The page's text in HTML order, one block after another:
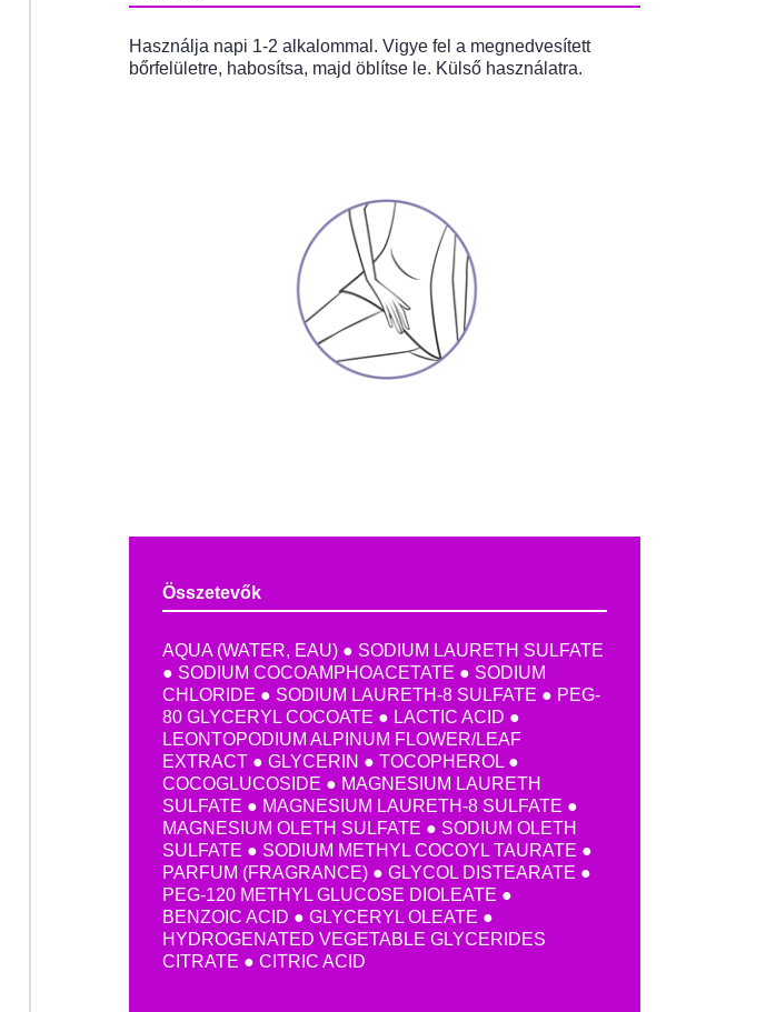
Használja napi 1-2 alkalommal. Vigye fel a megnedvesített
bőrfelületre, habosítsa, majd öblítse le. Külső használatra.
Összetevők
AQUA (WATER, EAU) ● SODIUM LAURETH SULFATE
● SODIUM COCOAMPHOACETATE ● SODIUM
CHLORIDE ● SODIUM LAURETH-8 SULFATE ● PEG-
80 GLYCERYL COCOATE ● LACTIC ACID ●
LEONTOPODIUM ALPINUM FLOWER/LEAF
EXTRACT ● GLYCERIN ● TOCOPHEROL ●
COCOGLUCOSIDE ● MAGNESIUM LAURETH
SULFATE ● MAGNESIUM LAURETH-8 SULFATE ●
MAGNESIUM OLETH SULFATE ● SODIUM OLETH
SULFATE ● SODIUM METHYL COCOYL TAURATE ●
PARFUM (FRAGRANCE) ● GLYCOL DISTEARATE ●
PEG-120 METHYL GLUCOSE DIOLEATE ●
BENZOIC ACID ● GLYCERYL OLEATE ●
HYDROGENATED VEGETABLE GLYCERIDES
CITRATE ● CITRIC ACID